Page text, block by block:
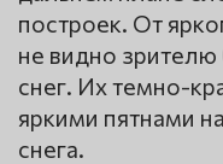
построек. От
не видно
снег. Их темно-
яркими пятнами
снега.